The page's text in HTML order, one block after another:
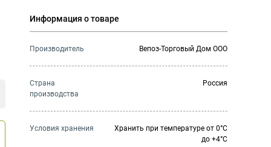
Информация о товаре
Производитель Вепоз-Торговый Дом ООО
Страна
производства
Россия
Условия хранения
Хранить при температуре от 0°С
до +4°С